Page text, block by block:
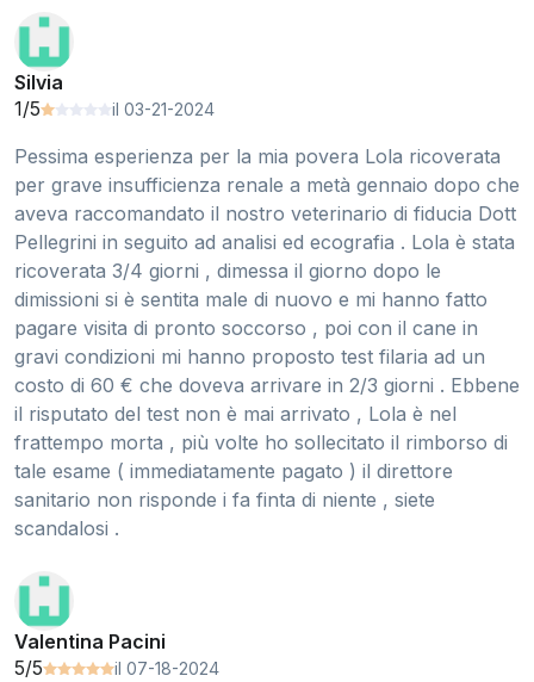
Silvia
1/5
il 03-21-2024
Pessima esperienza per la mia povera Lola ricoverata
per grave insufficienza renale a metà gennaio dopo che
aveva raccomandato il nostro veterinario di fiducia Dott
Pellegrini in seguito ad analisi ed ecografia . Lola è stata
ricoverata 3/4 giorni , dimessa il giorno dopo le
dimissioni si è sentita male di nuovo e mi hanno fatto
pagare visita di pronto soccorso , poi con il cane in
gravi condizioni mi hanno proposto test filaria ad un
costo di 60 € che doveva arrivare in 2/3 giorni . Ebbene
il risputato del test non è mai arrivato , Lola è nel
frattempo morta , più volte ho sollecitato il rimborso di
tale esame ( immediatamente pagato ) il direttore
sanitario non risponde i fa finta di niente , siete
scandalosi .
Valentina Pacini
5/5
il 07-18-2024